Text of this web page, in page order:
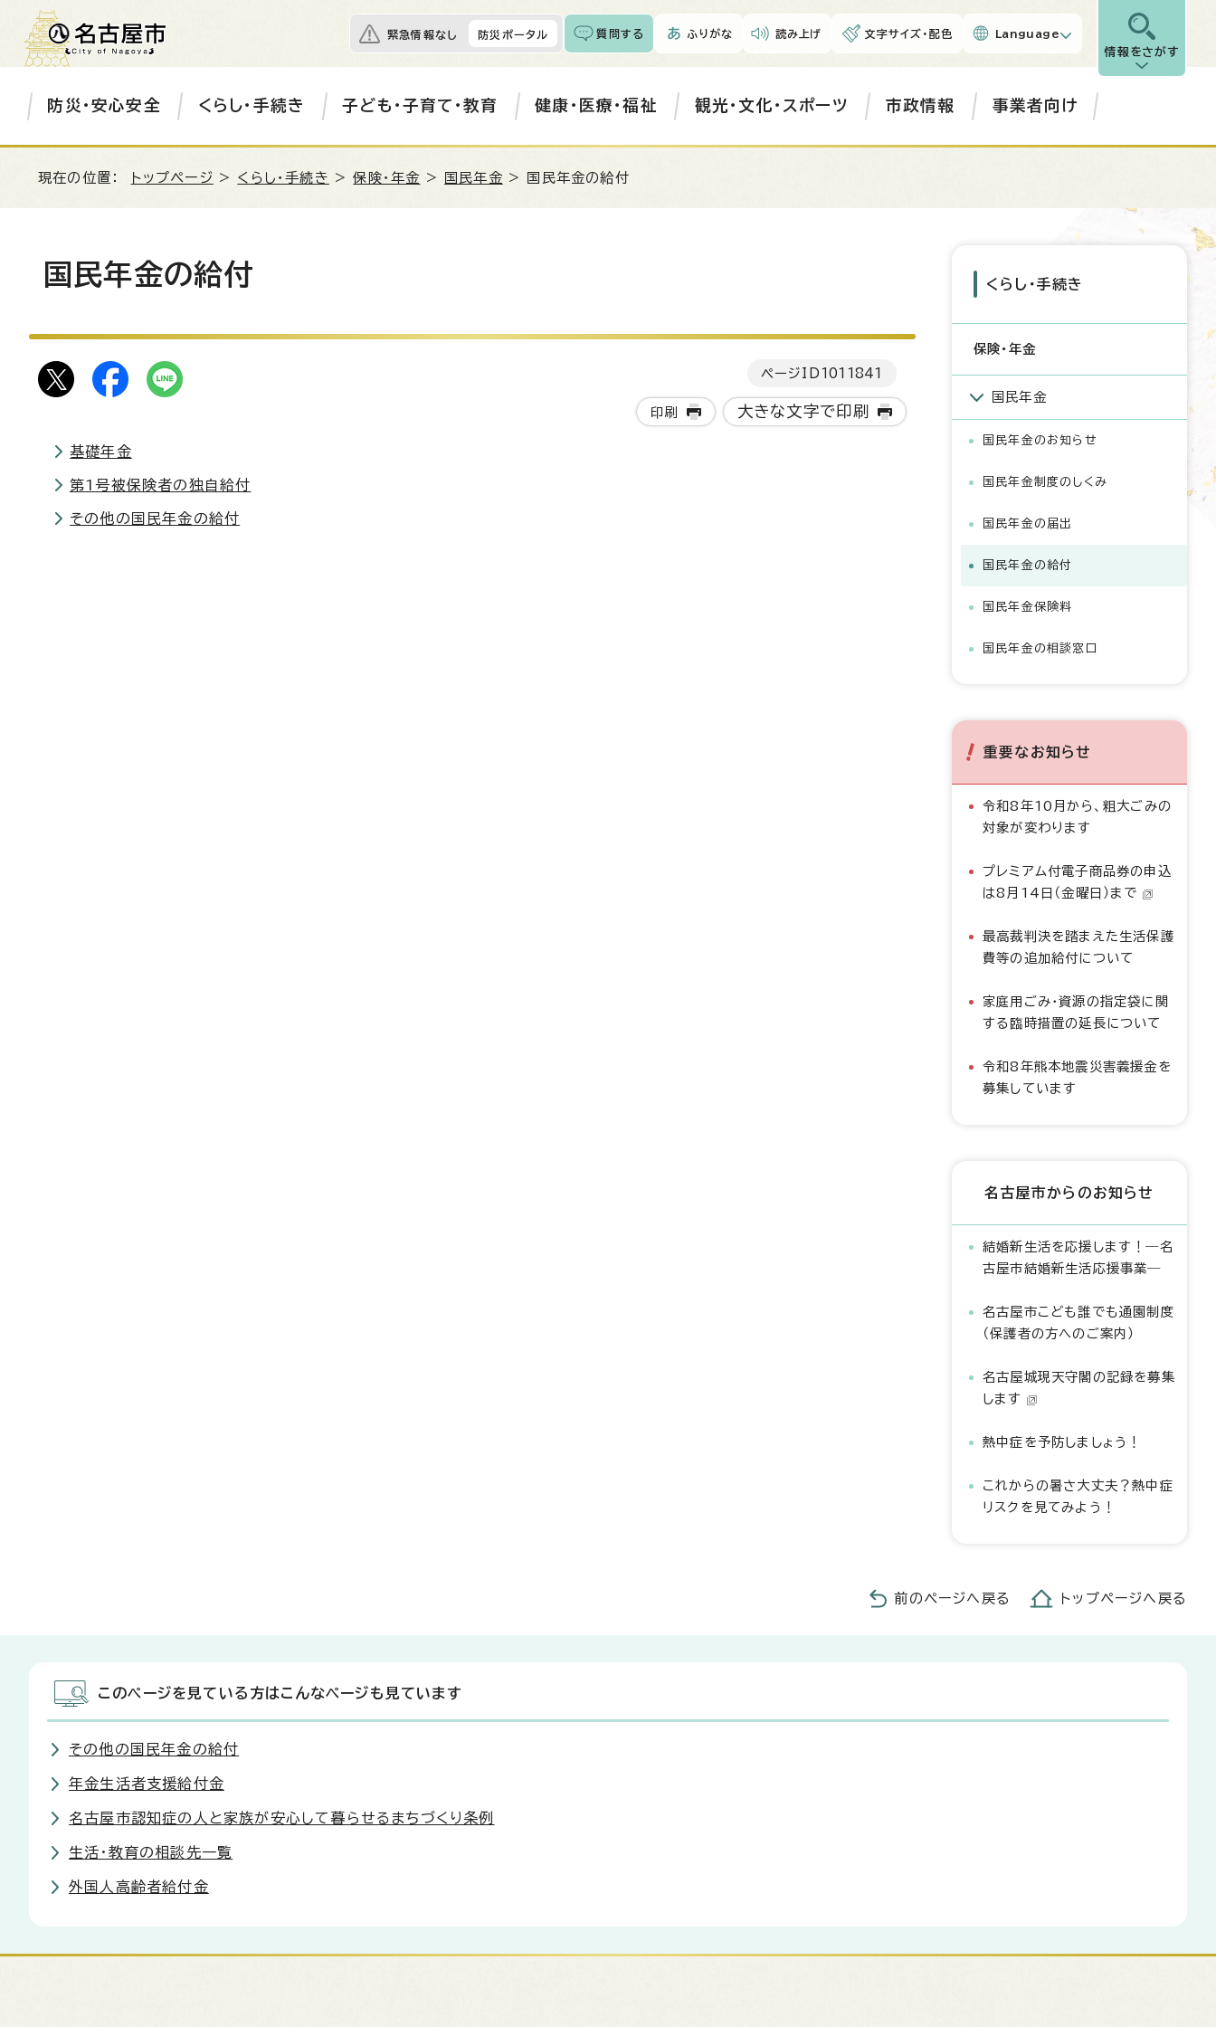
緊急情報なし 防災ポータル 質問する ふりがな 読み上げ 文字サイズ・配色 Language
情報をさがす
防災・安心安全 くらし・手続き 子ども・子育て・教育 健康・医療・福祉 観光・文化・スポーツ 市政情報 事業者向け
現在の位置： トップページ > くらし・手続き >保険・年金 > 国民年金 > 国民年金の給付
国民年金の給付
ページID 1011841
印刷 大きな文字で印刷
基礎年金
第1号被保険者の独自給付
その他の国民年金の給付
くらし・手続き
保険・年金
国民年金
国民年金のお知らせ
国民年金制度のしくみ
国民年金の届出
国民年金の給付
国民年金保険料
国民年金の相談窓口
重要なお知らせ
令和8年10月から、粗大ごみの
対象が変わります
プレミアム付電子商品券の申込
は8月14日（金曜日）まで
最高裁判決を踏まえた生活保護
費等の追加給付について
家庭用ごみ・資源の指定袋に関
する臨時措置の延長について
令和8年熊本地震災害義援金を
募集しています
名古屋市からのお知らせ
結婚新生活を応援します！―名
古屋市結婚新生活応援事業―
名古屋市こども誰でも通園制度
（保護者の方へのご案内）
名古屋城現天守閣の記録を募集
します
熱中症を予防しましょう！
これからの暑さ大丈夫？熱中症
リスクを見てみよう！
前のページへ戻る トップページへ戻る
このページを見ている方はこんなページも見ています
その他の国民年金の給付
年金生活者支援給付金
名古屋市認知症の人と家族が安心して暮らせるまちづくり条例
生活・教育の相談先一覧
外国人高齢者給付金